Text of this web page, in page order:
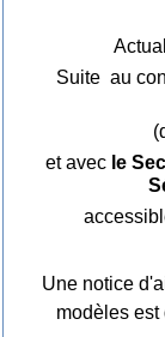
Suite au
et avec le
Une notice
modèles